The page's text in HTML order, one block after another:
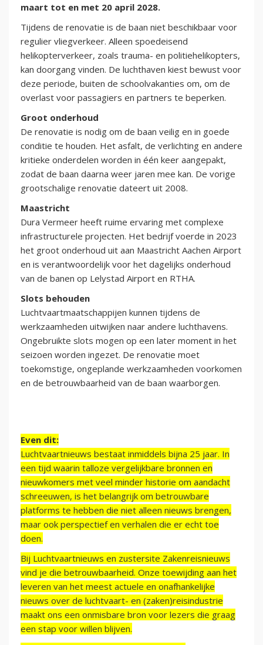
maart tot en met 20 april 2028.
Tijdens de renovatie is de baan niet beschikbaar voor
regulier vliegverkeer. Alleen spoedeisend
helikopterverkeer, zoals trauma- en politiehelikopters,
kan doorgang vinden. De luchthaven kiest bewust voor
deze periode, buiten de schoolvakanties om, om de
overlast voor passagiers en partners te beperken.
Groot onderhoud
De renovatie is nodig om de baan veilig en in goede
conditie te houden. Het asfalt, de verlichting en andere
kritieke onderdelen worden in één keer aangepakt,
zodat de baan daarna weer jaren mee kan. De vorige
grootschalige renovatie dateert uit 2008.
Maastricht
Dura Vermeer heeft ruime ervaring met complexe
infrastructurele projecten. Het bedrijf voerde in 2023
het groot onderhoud uit aan Maastricht Aachen Airport
en is verantwoordelijk voor het dagelijks onderhoud
van de banen op Lelystad Airport en RTHA.
Slots behouden
Luchtvaartmaatschappijen kunnen tijdens de
werkzaamheden uitwijken naar andere luchthavens.
Ongebruikte slots mogen op een later moment in het
seizoen worden ingezet. De renovatie moet
toekomstige, ongeplande werkzaamheden voorkomen
en de betrouwbaarheid van de baan waarborgen.
Even dit:
Luchtvaartnieuws bestaat inmiddels bijna 25 jaar. In
een tijd waarin talloze vergelijkbare bronnen en
nieuwkomers met veel minder historie om aandacht
schreeuwen, is het belangrijk om betrouwbare
platforms te hebben die niet alleen nieuws brengen,
maar ook perspectief en verhalen die er echt toe
doen.
Bij Luchtvaartnieuws en zustersite Zakenreisnieuws
vind je die betrouwbaarheid. Onze toewijding aan het
leveren van het meest actuele en onafhankelijke
nieuws over de luchtvaart- en (zaken)reisindustrie
maakt ons een onmisbare bron voor lezers die graag
een stap voor willen blijven.